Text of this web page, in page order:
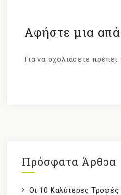
Αφήστε μια
Για να σχολιάσετε
Πρόσφατα Άρθρα
Οι 10 Καλύτερες Τροφές